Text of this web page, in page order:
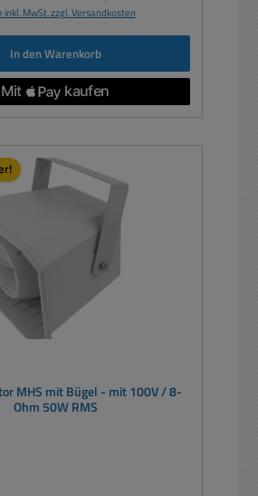
inkl. MwSt. zzgl. Versandkosten
In den Warenkorb
MHS mit Bügel - mit 100V / 8-
Ohm 50W RMS